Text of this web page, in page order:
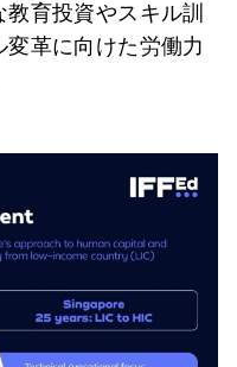
育投資やスキル訓
革に向けた労働力